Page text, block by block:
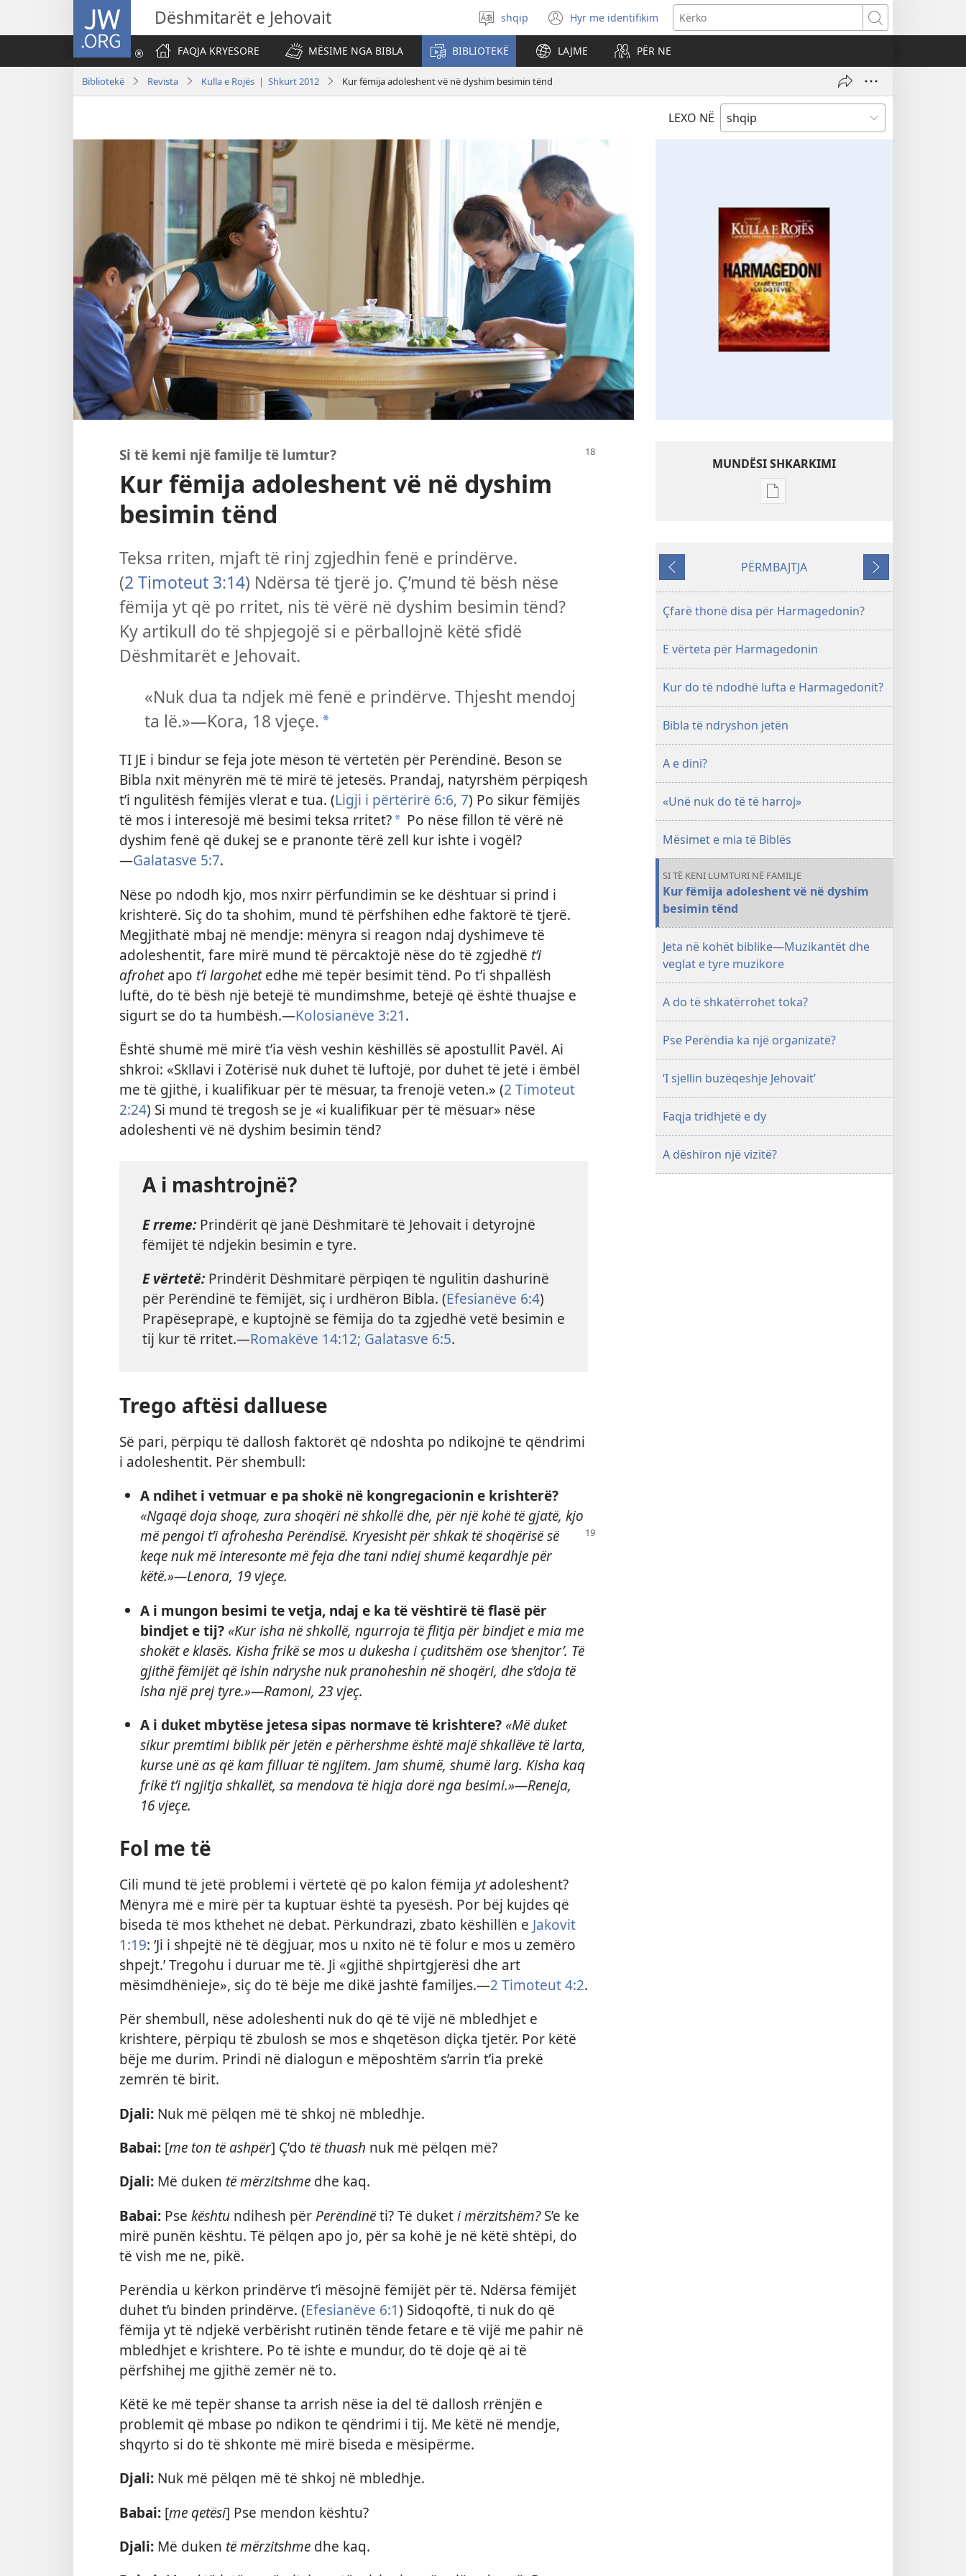
JW.ORG Dëshmitarët e Jehovait
Zgjidh
gjuhën
shqip Hyr me identifikim
(hap
dritare
re)
Kërko
FAQJA KRYESORE
MËSIME NGA BIBLA BIBLIOTEKË LAJME PËR NE
Bibliotekë Revista Kulla e Rojës | Shkurt 2012 Kur fëmija adoleshent vë në dyshim besimin tënd
LEXO NË
Si të kemi një familje të lumtur?
Kur fëmija adoleshent vë në dyshim
besimin tënd
Teksa rriten, mjaft të rinj zgjedhin fenë e prindërve.
(2 Timoteut 3:14) Ndërsa të tjerë jo. Ç’mund të bësh nëse
fëmija yt që po rritet, nis të vërë në dyshim besimin tënd?
Ky artikull do të shpjegojë si e përballojnë këtë sfidë
Dëshmitarët e Jehovait.
«Nuk dua ta ndjek më fenë e prindërve. Thjesht mendoj
ta lë.»​​—⁠Kora, 18 vjeçe. *
TI JE i bindur se feja jote mëson të vërtetën për Perëndinë. Beson se
Bibla nxit mënyrën më të mirë të jetesës. Prandaj, natyrshëm përpiqesh
t’i ngulitësh fëmijës vlerat e tua. (Ligji i përtërirë 6:​6, 7) Po sikur fëmijës
të mos i interesojë më besimi teksa rritet?* Po nëse fillon të vërë në
dyshim fenë që dukej se e pranonte tërë zell kur ishte i vogël?​​
—⁠Galatasve 5:⁠7.
Nëse po ndodh kjo, mos nxirr përfundimin se ke dështuar si prind i
krishterë. Siç do ta shohim, mund të përfshihen edhe faktorë të tjerë.
Megjithatë mbaj në mendje: mënyra si reagon ndaj dyshimeve të
adoleshentit, fare mirë mund të përcaktojë nëse do të zgjedhë t’i
afrohetapo t’i largohetedhe më tepër besimit tënd. Po t’i shpallësh
luftë, do të bësh një betejë të mundimshme, betejë që është thuajse e
sigurt se do ta humbësh.​​—⁠Kolosianëve 3:⁠21.
Është shumë më mirë t’ia vësh veshin këshillës së apostullit Pavël. Ai
shkroi: «Skllavi i Zotërisë nuk duhet të luftojë, por duhet të jetë i ëmbël
me të gjithë, i kualifikuar për të mësuar, ta frenojë veten.» (2 Timoteut
2:24) Si mund të tregosh se je «i kualifikuar për të mësuar» nëse
adoleshenti vë në dyshim besimin tënd?
A i mashtrojnë?
E rreme:Prindërit që janë Dëshmitarë të Jehovait i detyrojnë
fëmijët të ndjekin besimin e tyre.
E vërtetë:Prindërit Dëshmitarë përpiqen të ngulitin dashurinë
për Perëndinë te fëmijët, siç i urdhëron Bibla. (Efesianëve 6:⁠4)
Prapëseprapë, e kuptojnë se fëmija do ta zgjedhë vetë besimin e
tij kur të rritet.​​—⁠Romakëve 14:12; Galatasve 6:⁠5.
Trego aftësi dalluese
Së pari, përpiqu të dallosh faktorët që ndoshta po ndikojnë te qëndrimi
i adoleshentit. Për shembull:
A ndihet i vetmuar e pa shokë në kongregacionin e krishterë?
«Ngaqë doja shoqe, zura shoqëri në shkollë dhe, për një kohë të gjatë, kjo
më pengoi t’i afrohesha Perëndisë. Kryesisht përshkak të shoqërisë së
keqe nuk më interesonte më feja dhe tani ndiej shumë keqardhje për
këtë.»​​—⁠Lenora, 19 vjeçe.
A i mungon besimi te vetja, ndaj e ka të vështirë të flasë për
bindjet e tij? «Kur isha në shkollë, ngurroja të flitja për bindjet e mia me
shokët e klasës. Kisha frikë se mos u dukesha i çuditshëm ose ‘shenjtor’. Të
gjithë fëmijët që ishin ndryshe nuk pranoheshin në shoqëri, dhe s’doja të
isha një prej tyre.»​​—⁠Ramoni, 23 vjeç.
A i duket mbytëse jetesa sipas normave të krishtere? «Më duket
sikur premtimi biblik për jetën e përhershme është majë shkallëve të larta,
kurse unë as që kam filluar të ngjitem. Jam shumë, shumë larg. Kisha kaq
frikë t’i ngjitja shkallët, sa mendova të hiqja dorë nga besimi.»​​—⁠Reneja,
16 vjeçe.
Fol me të
Cili mund të jetë problemi i vërtetë që po kalon fëmija ytadoleshent?
Mënyra më e mirë për ta kuptuar është ta pyesësh. Por bëj kujdes që
biseda të mos kthehet në debat. Përkundrazi, zbato këshillën e Jakovit
1:19: ‘Ji i shpejtë në të dëgjuar, mos u nxito në të folur e mos u zemëro
shpejt.’ Tregohu i duruar me të. Ji «gjithë shpirtgjerësi dhe art
mësimdhënieje», siç do të bëje me dikë jashtë familjes.​​—⁠2 Timoteut 4:⁠2.
Për shembull, nëse adoleshenti nuk do që të vijë në mbledhjet e
krishtere, përpiqu të zbulosh se mos e shqetëson diçka tjetër. Por këtë
bëje me durim. Prindi në dialogun e mëposhtëm s’arrin t’ia prekë
zemrën të birit.
Djali: Nuk më pëlqen më të shkoj në mbledhje.
Babai: [me ton të ashpër] Ç’do të thuash nuk më pëlqen më?
Djali: Më duken të mërzitshme dhe kaq.
Babai: Pse kështu ndihesh përPerëndinëti? Të duketi mërzitshëm?S’e ke
mirë punën kështu. Të pëlqen apo jo, për sa kohë je në këtë shtëpi, do
të vish me ne, pikë.
Perëndia u kërkon prindërve t’i mësojnë fëmijët për të. Ndërsa fëmijët
duhet t’u binden prindërve. (Efesianëve 6:⁠1) Sidoqoftë, ti nuk do që
fëmija yt të ndjekë verbërisht rutinën tënde fetare e të vijë me pahir në
mbledhjet e krishtere. Po të ishte e mundur, do të doje që ai të
përfshihej me gjithë zemër në to.
Këtë ke më tepër shanse ta arrish nëse ia del të dallosh rrënjën e
problemit që mbase po ndikon te qëndrimi i tij. Me këtë në mendje,
shqyrto si do të shkonte më mirë biseda e mësipërme.
Djali: Nuk më pëlqen më të shkoj në mbledhje.
Babai: [me qetësi] Pse mendon kështu?
Djali: Më duken të mërzitshme dhe kaq.
MUNDËSI SHKARKIMI
Mundësitë
botimet
E
ROJËS
Kthehu
PËRMBAJTJA
Tjetri
Çfarë thonë disa për Harmagedonin?
E vërteta për Harmagedonin
Kur do të ndodhë lufta e Harmagedonit?
Bibla të ndryshon jetën
A e dini?
«Unë nuk do të të harroj»
Mësimet e mia të Biblës
SI TË KENI LUMTURI NË FAMILJE
Kur fëmija adoleshent vë në dyshim
besimin tënd
Jeta në kohët biblike​—Muzikantët dhe
veglat e tyre muzikore
A do të shkatërrohet toka?
Pse Perëndia ka një organizatë?
‘I sjellin buzëqeshje Jehovait’
Faqja tridhjetë e dy
A dëshiron një vizitë?